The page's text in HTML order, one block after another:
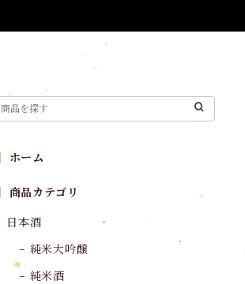
‖ ホーム
‖ 商品カテゴリ
日本酒
− 純米大吟醸
− 純米酒